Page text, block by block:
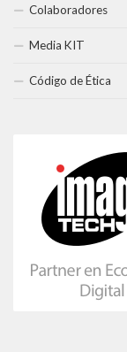
Colaboradores
Media KIT
Código de Ética